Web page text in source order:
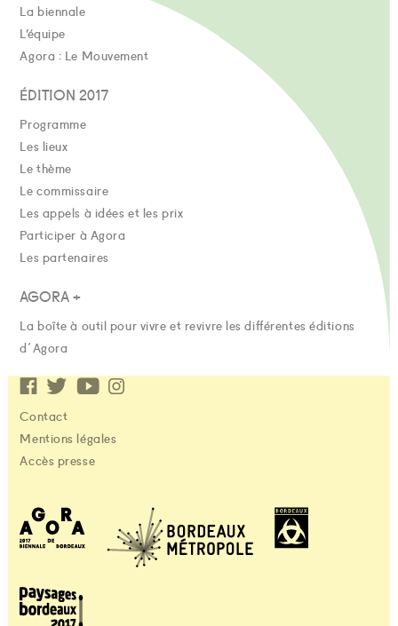
La biennale
L’équipe
Agora : Le Mouvement
ÉDITION 2017
Programme
Les lieux
Le thème
Le commissaire
Les appels à idées et les prix
Participer à Agora
Les partenaires
AGORA +
La boîte à outil pour vivre et revivre les différentes éditions
d'Agora
Contact
Mentions légales
Accès presse